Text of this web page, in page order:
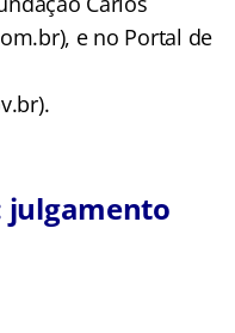
e no Portal de
julgamento